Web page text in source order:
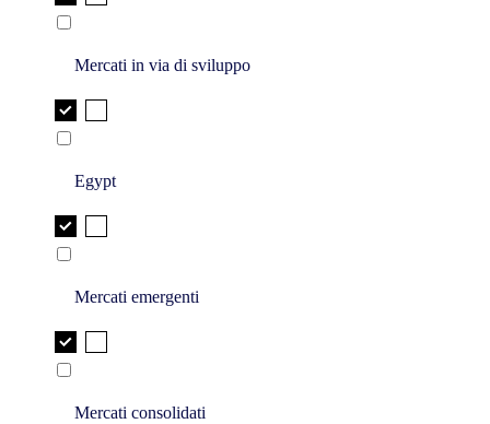
Mercati in via di sviluppo
Egypt
Mercati emergenti
Mercati consolidati